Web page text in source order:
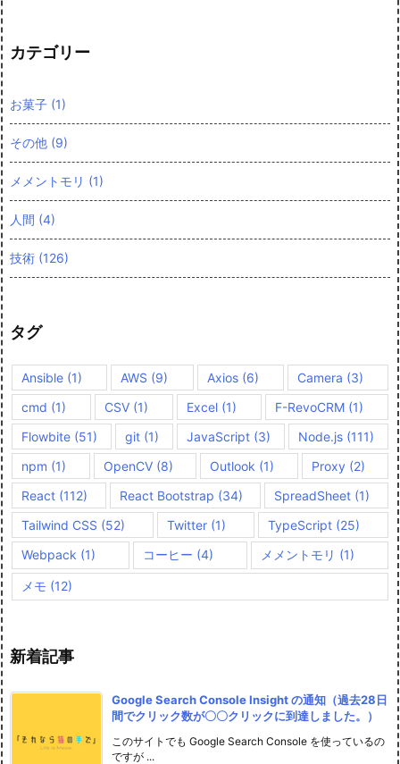
カテゴリー
お菓子 (1)
その他 (9)
メメントモリ (1)
人間 (4)
技術 (126)
タグ
Ansible (1) AWS (9) Axios(6) Camera (3)
cmd (1) CSV (1) Excel (1) F-RevoCRM (1)
Flowbite (51) git (1) JavaScript (3) Node.js (111)
npm (1) OpenCV(8) Outlook (1) Proxy (2)
React (112) React Bootstrap (34) SpreadSheet (1)
Tailwind CSS (52) Twitter (1) TypeScript (25)
Webpack (1) コーヒー (4) メメントモリ (1)
メモ (12)
新着記事
Google Search Console Insight の通知（過去28日
間でクリック数が〇〇クリックに到達しました。）
このサイトでも Google Search Console を使っているの
ですが ...